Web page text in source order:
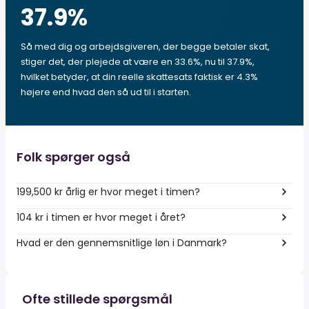
37.9%
Så med dig og arbejdsgiveren, der begge betaler skat,
stiger det, der plejede at være en 33.6%, nu til 37.9%,
hvilket betyder, at din reelle skattesats faktisk er 4.3%
højere end hvad den så ud til i starten.
Folk spørger også
199,500 kr årlig er hvor meget i timen?
104 kr i timen er hvor meget i året?
Hvad er den gennemsnitlige løn i Danmark?
Ofte stillede spørgsmål